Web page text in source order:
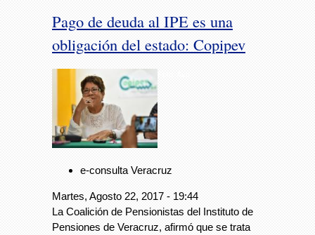
Pago de deuda al IPE es una
obligación del estado: Copipev
e-consulta Veracruz
Martes, Agosto 22, 2017 - 19:44
La Coalición de Pensionistas del Instituto de
Pensiones de Veracruz, afirmó que se trata